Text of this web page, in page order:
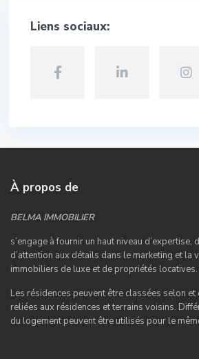
Liens sociaux:
À propos de
BELMA IMMOBILIER
s’engage à fournir un haut niveau d’expertise,
d’attention aux détails dans le marketing et la
immobiliers de luxe et de propriétés locatives.
Les résidences peuvent être classées selon
reliées aux résidences et terrains voisins.
du logement peuvent être utilisés pour le